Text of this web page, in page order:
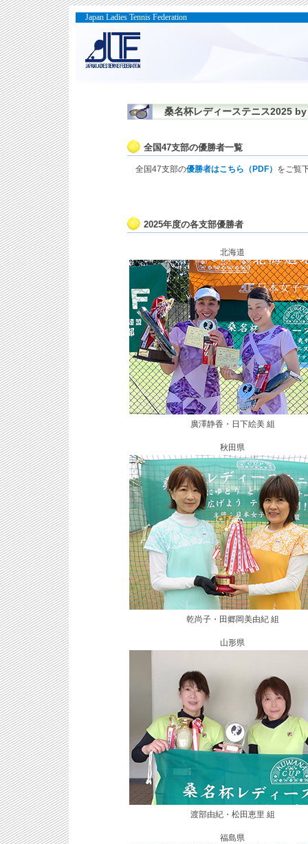
Japan Ladies Tennis Federation
桑名杯レディーステニス2025 by
全国47支部の優勝者一覧
全国47支部の優勝者はこちら（PDF） をご覧
2025年度の各支部優勝者
北海道
廣澤静香・日下絵美 組
秋田県
乾尚子・田郷岡美由紀 組
山形県
渡部由紀・松田恵里 組
福島県